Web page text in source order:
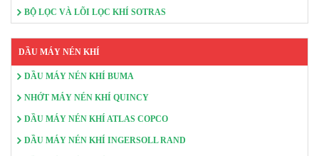
BỘ LỌC VÀ LÕI LỌC KHÍ SOTRAS
DẦU MÁY NÉN KHÍ
DẦU MÁY NÉN KHÍ BUMA
NHỚT MÁY NÉN KHÍ QUINCY
DẦU MÁY NÉN KHÍ ATLAS COPCO
DẦU MÁY NÉN KHÍ INGERSOLL RAND